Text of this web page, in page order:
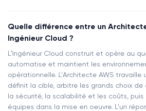
Quelle différence entre un
Ingénieur Cloud ?
L'Ingénieur Cloud construit et opère au
automatise et maintient les
opérationnelle. L'Architecte AWS travaille
définit la cible, arbitre les grands choix
la sécurité, la scalabilité et les coûts,
équipes dans la mise en oeuvre. L'un